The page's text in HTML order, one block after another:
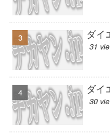
ダイ
31
ダイ
30